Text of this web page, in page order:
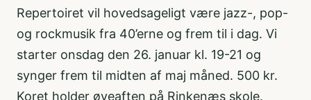
Repertoiret vil hovedsageligt være jazz-, pop-
og rockmusik fra 40’erne og frem til i dag. Vi
starter onsdag den 26. januar kl. 19-21 og
synger frem til midten af maj måned. 500 kr.
Koret holder øveaften på Rinkenæs skole.